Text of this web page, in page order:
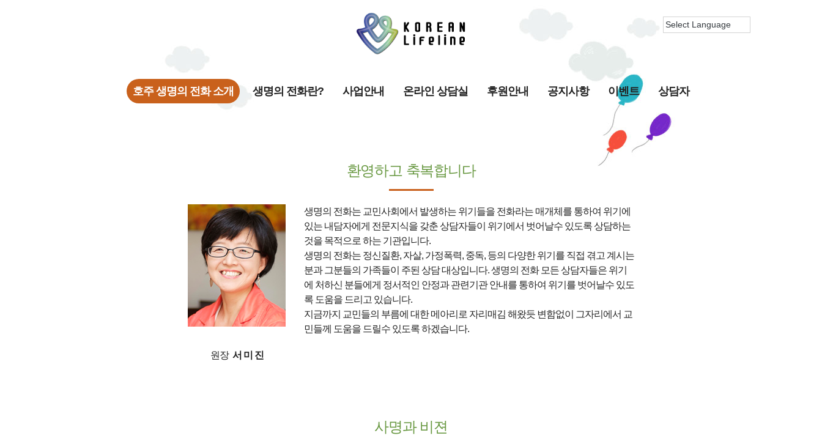
호주 생명의 전화 소개 생명의 전화란? 사업안내 온라인 상담실 후원안내 공지사항 이벤트 상담자
환영하고 축복합니다
원장 서 미 진
생명의 전화는 교민사회에서 발생하는 위기들을 전화라는 매개체를 통하여 위기에
있는 내담자에게 전문지식을 갖춘 상담자들이 위기에서 벗어날수 있도록 상담하는
것을 목적으로 하는 기관입니다.
생명의 전화는 정신질환, 자살, 가정폭력, 중독, 등의 다양한 위기를 직접 겪고 계시는
분과 그분들의 가족들이 주된 상담 대상입니다. 생명의 전화 모든 상담자들은 위기
에 처하신 분들에게 정서적인 안정과 관련기관 안내를 통하여 위기를 벗어날수 있도
록 도움을 드리고 있습니다.
지금까지 교민들의 부름에 대한 메아리로 자리매김 해왔듯 변함없이 그자리에서 교
민들께 도움을 드릴수 있도록 하겠습니다.
사명과 비젼